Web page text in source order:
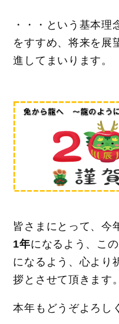
・・・という基本理
をすすめ、将来を展
進してまいります。
皆さまにとって、今
1年になるよう、こ
になるよう、心より
拶とさせて頂きます。
本年もどうぞよろし